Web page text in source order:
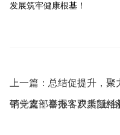
发展筑牢健康根基！
上一篇： 总结促提升，
销党支部举办客户类“上
下一篇：喜报！双乐颜料